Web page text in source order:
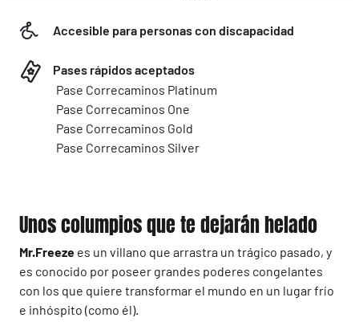
Accesible para personas con discapacidad
Pases rápidos aceptados
Pase Correcaminos Platinum
Pase Correcaminos One
Pase Correcaminos Gold
Pase Correcaminos Silver
Unos columpios que te dejarán helado
Mr.Freeze es un villano que arrastra un trágico pasado, y
es conocido por poseer grandes poderes congelantes
con los que quiere transformar el mundo en un lugar frío
e inhóspito (como él).